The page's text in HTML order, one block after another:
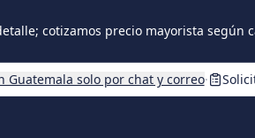
cotizamos precio mayorista según
Guatemala solo por chat y correo·